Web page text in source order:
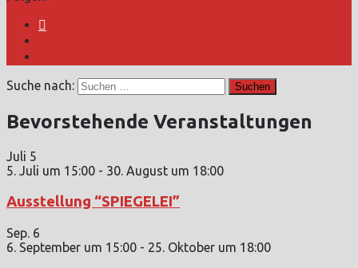
Suche nach:
Bevorstehende Veranstaltungen
Juli 5
5. Juli um 15:00 - 30. August um 18:00
Ausstellung “SPIEGELEI”
Sep. 6
6. September um 15:00 - 25. Oktober um 18:00